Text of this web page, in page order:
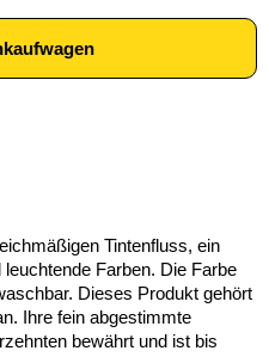
Tintenfluss, ein
Farben. Die Farbe
Dieses Produkt gehört
Ihre fein abgestimmte
bewährt und ist bis